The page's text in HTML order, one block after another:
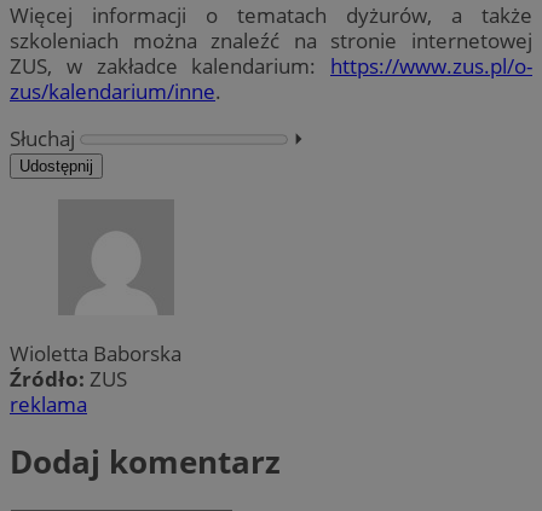
Więcej informacji o tematach dyżurów, a także
szkoleniach można znaleźć na stronie internetowej
ZUS, w zakładce kalendarium: https://www.zus.pl/o-
zus/kalendarium/inne.
Słuchaj
⏵︎
Udostępnij
Wioletta Baborska
Źródło: ZUS
reklama
Dodaj komentarz